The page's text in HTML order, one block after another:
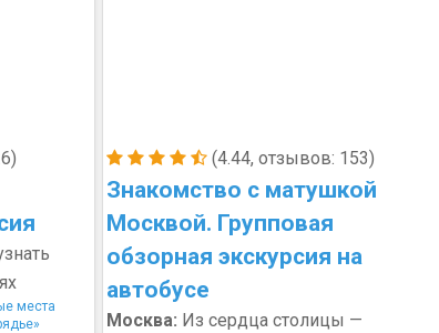
места
(4.44, отзывов: 153)
Знакомство с матушкой
Москвой. Групповая
обзорная экскурсия на
автобусе
Москва: Из сердца столицы —